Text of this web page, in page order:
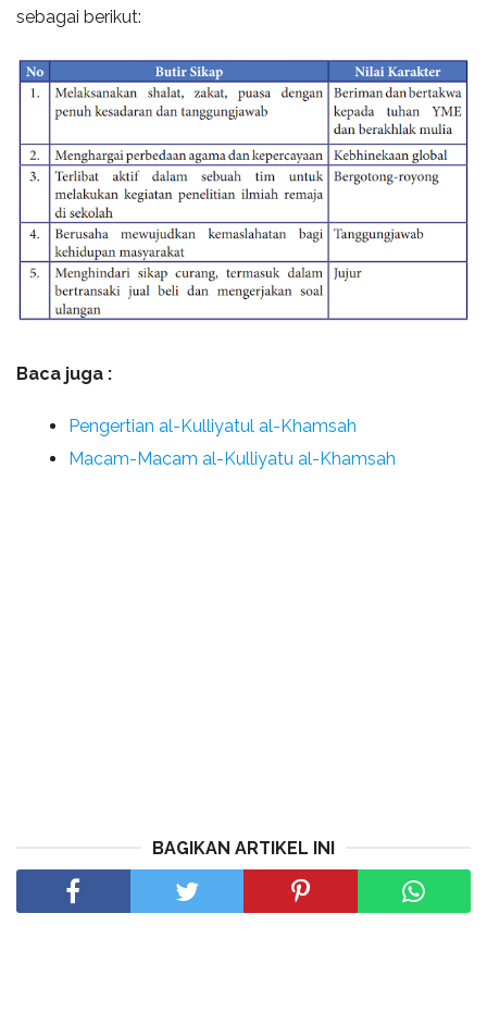
sebagai berikut:
Baca juga :
Pengertian al-Kulliyatul al-Khamsah
Macam-Macam al-Kulliyatu al-Khamsah
BAGIKAN ARTIKEL INI